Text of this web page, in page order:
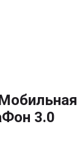
3.0